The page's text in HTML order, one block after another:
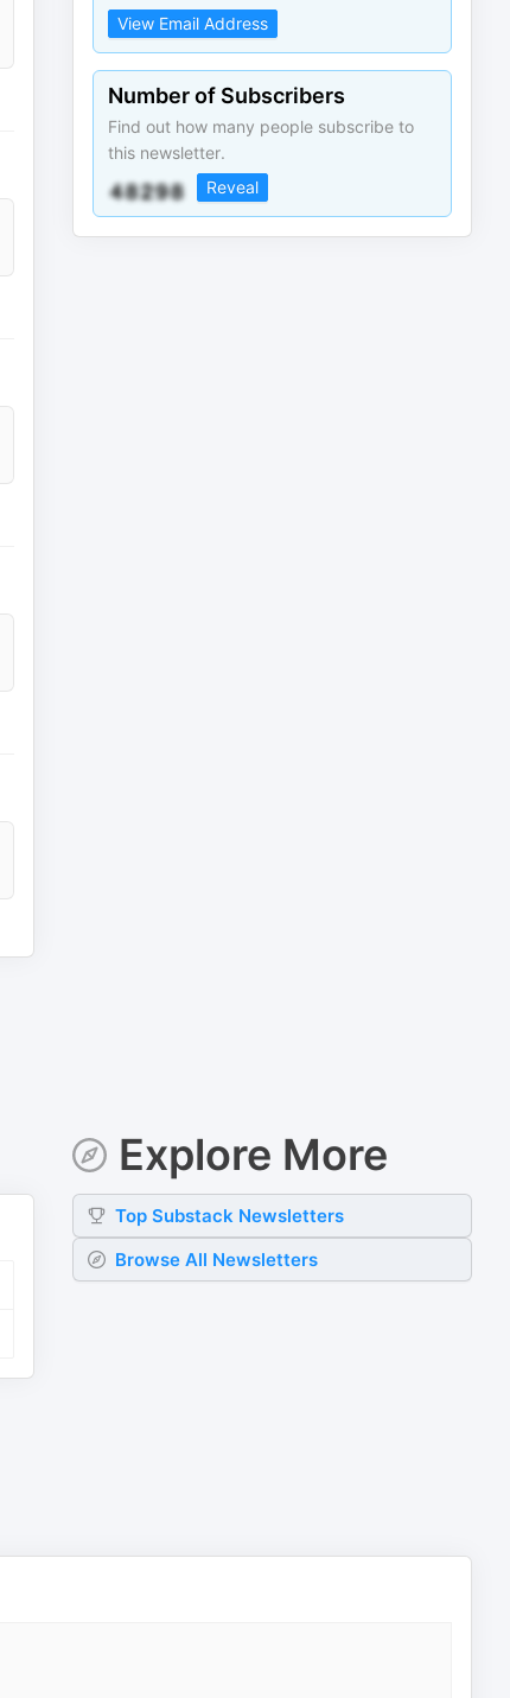
View Email Address
Number of Subscribers
Find out how many people subscribe to
this newsletter.
Reveal
Explore More
TopSubstack Newsletters
Browse All Newsletters